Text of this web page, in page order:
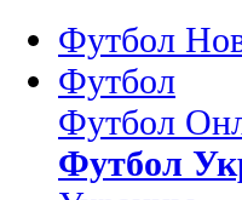
Футбол
Футбол
Футбол
Футбол